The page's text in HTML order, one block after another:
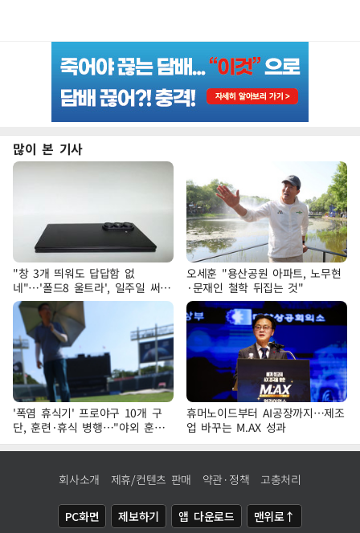
많이 본 기사
"창 3개 띄워도 답답함 없
네"…'폴드8 울트라', 일주일 써보
니
오세훈 "용산공원 아파트, 노무현
·문재인 철학 뒤집는 것"
'폭염 휴식기' 프로야구 10개 구
단, 훈련·휴식 병행…"야외 훈련
해도 안전 최우선"
휴머노이드부터 AI공장까지…제조
업 바꾸는 M.AX 성과
회사소개 제휴/컨텐츠 판매 약관·정책 고충처리
PC화면 제보하기 앱 다운로드 맨위로↑